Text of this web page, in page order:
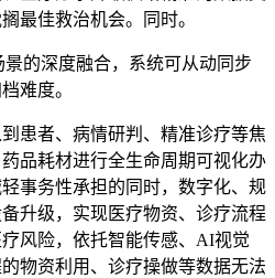
最佳救治机会。同时。
的深度融合，系统可从动同步
难度。
者、病情研判、精准诊疗等焦
品耗材进行全生命周期可视化办
事务性承担的同时，数字化、规
升级，实现医疗物资、诊疗流程
风险，依托智能传感、AI视觉
物资利用、诊疗操做等数据无法